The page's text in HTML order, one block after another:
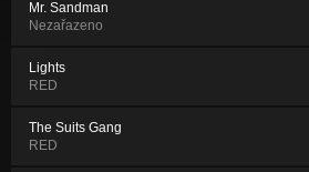
Mr. Sandman
Nezařazeno
Lights
RED
The Suits Gang
RED